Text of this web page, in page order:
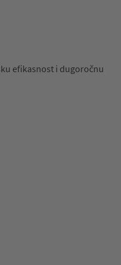
efikasnost i dugoročnu